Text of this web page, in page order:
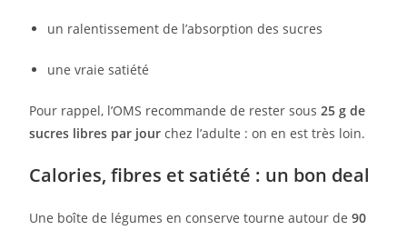
un ralentissement de l’absorption des sucres
une vraie satiété
Pour rappel, l’OMS recommande de rester sous25 g de
sucres libres par jour chez l’adulte : on en est très loin.
Calories, fibres et satiété : un bon deal
Une boîte de légumes en conserve tourne autour de90